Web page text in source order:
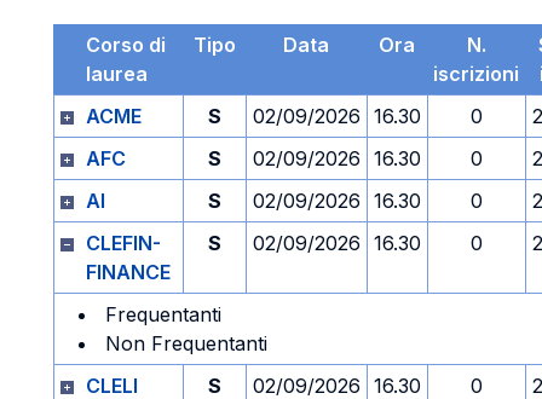
Corso di
laurea
Tipo Data Ora
N.
iscrizioni
ACME
S 02/09/2026 16.30 0
AFC
S 02/09/2026 16.30 0
AI
S 02/09/2026 16.30 0
CLEFIN-
FINANCE
S 02/09/2026 16.30 0
Frequentanti
Non Frequentanti
CLELI
S 02/09/2026 16.30 0